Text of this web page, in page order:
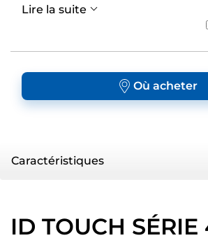
Lire la suite
Où acheter
Caractéristiques
ID TOUCH SÉRIE